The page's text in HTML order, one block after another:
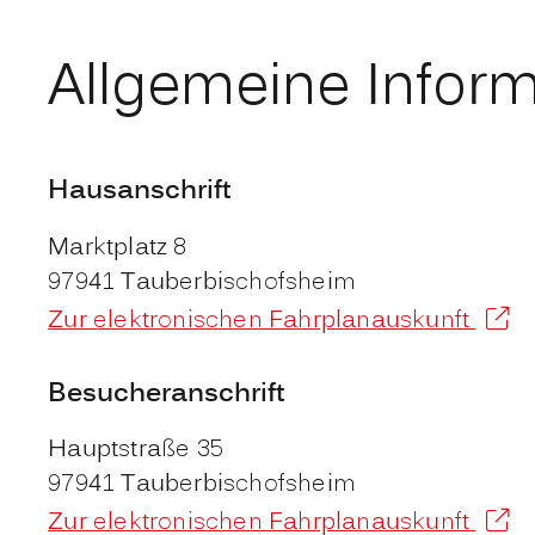
Allgemeine
Hausanschrift
Marktplatz 8
97941 Tauberbischofsheim
Zur elektronischen Fahrplanauskunft
Besucheranschrift
Hauptstraße 35
97941 Tauberbischofsheim
Zur elektronischen Fahrplanauskunft